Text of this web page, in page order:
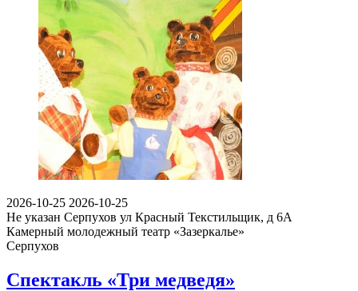
2026-10-25 2026-10-25
Не указан Серпухов ул Красный Текстильщик, д 6А
Камерный молодежный театр «Зазеркалье»
Серпухов
Спектакль «Три медведя»